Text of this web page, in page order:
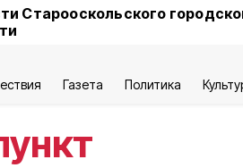
Старооскольского
Газета Политика